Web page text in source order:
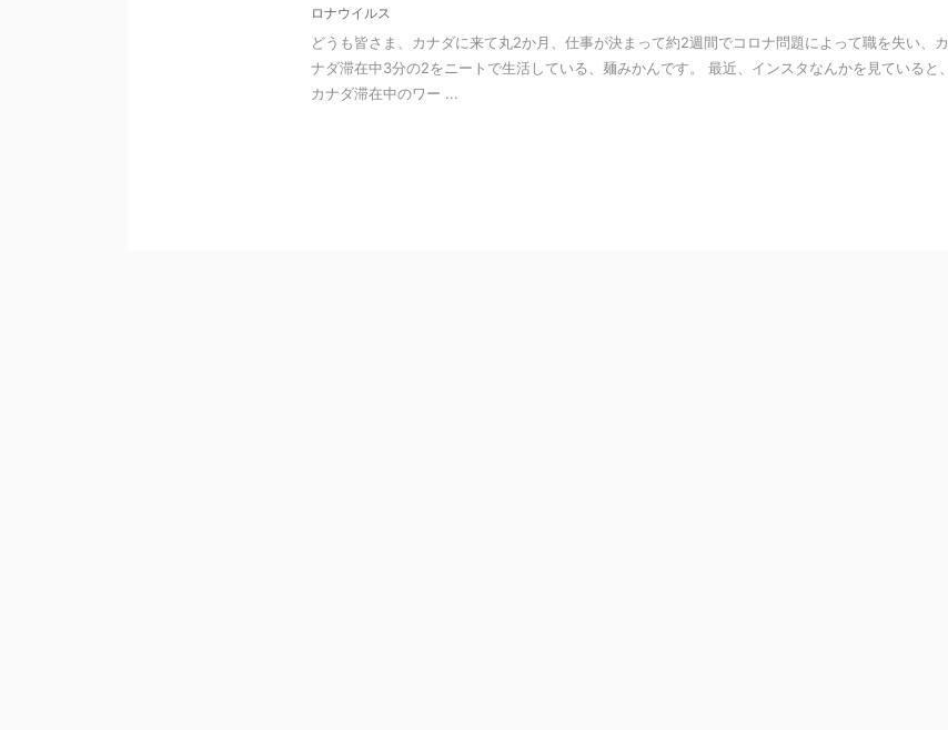
ロナウイルス
どうも皆さま、カナダに来て丸2か月、仕事が決まって約2週間でコロナ問題によって職を失い、カ
ナダ滞在中3分の2をニートで生活している、麺みかんです。 最近、インスタなんかを見ていると、
カナダ滞在中のワー ...